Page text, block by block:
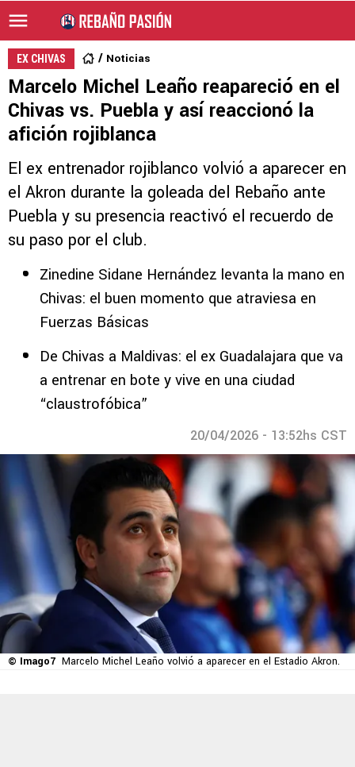
EX CHIVAS Noticias
Marcelo Michel Leaño reapareció en el
Chivas vs. Puebla y así reaccionó la
afición rojiblanca
El ex entrenador rojiblanco volvió a aparecer en
el Akron durante la goleada del Rebaño ante
Puebla y su presencia reactivó el recuerdo de
su paso por el club.
Zinedine Sidane Hernández levanta la mano en
Chivas: el buen momento que atraviesa en
Fuerzas Básicas
De Chivas a Maldivas: el ex Guadalajara que va
a entrenar en bote y vive en una ciudad
“claustrofóbica”
20/04/2026 - 13:52hs CST
© Imago7 Marcelo Michel Leaño volvió a aparecer en el Estadio Akron.